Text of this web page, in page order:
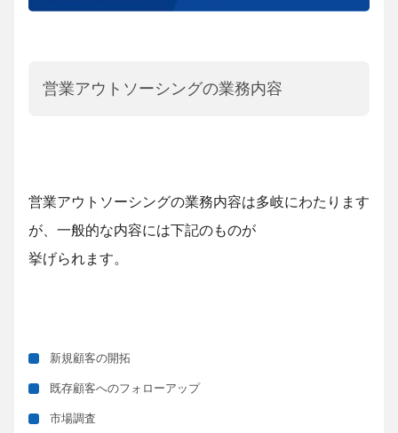
営業アウトソーシングの業務内容
営業アウトソーシングの業務内容は多岐にわたります
が、一般的な内容には下記のものが
挙げられます。
新規顧客の開拓
既存顧客へのフォローアップ
市場調査